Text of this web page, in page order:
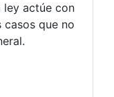
ley actúe con
que no